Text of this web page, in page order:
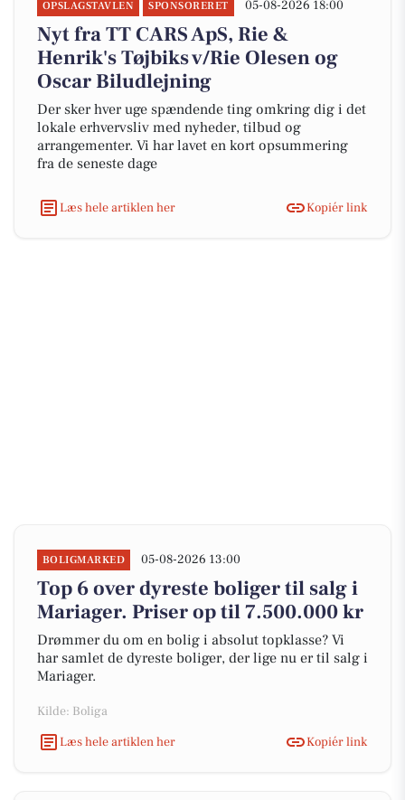
OPSLAGSTAVLEN SPONSORERET 05-08-2026 18:00
Nyt fra TT CARS ApS, Rie &
Henrik's Tøjbiks v/Rie Olesen og
Oscar Biludlejning
Der sker hver uge spændende ting omkring dig i det
lokale erhvervsliv med nyheder, tilbud og
arrangementer. Vi har lavet en kort opsummering
fra de seneste dage
Læs hele artiklen her Kopiér link
BOLIGMARKED 05-08-2026 13:00
Top 6 over dyreste boliger til salg i
Mariager. Priser op til 7.500.000 kr
Drømmer du om en bolig i absolut topklasse? Vi
har samlet de dyreste boliger, der lige nu er til salg i
Mariager.
Kilde: Boliga
Læs hele artiklen her
Kopiér link